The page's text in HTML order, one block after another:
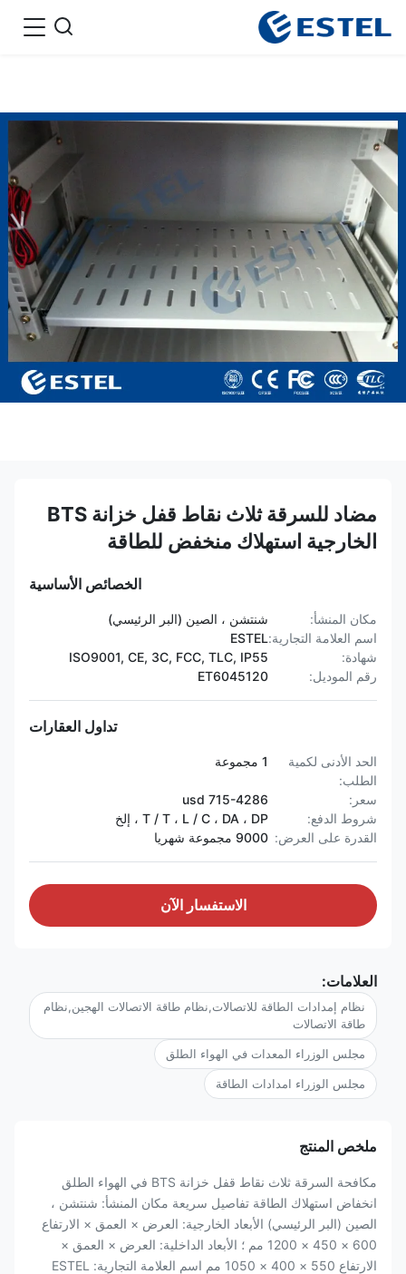
مضاد للسرقة ثلاث نقاط قفل خزانة BTS
الخارجية استهلاك منخفض للطاقة
الخصائص الأساسية
مكان المنشأ:
شنتشن ، الصين (البر الرئيسي)
اسم العلامة التجارية:ESTEL
شهادة:
ISO9001, CE, 3C, FCC, TLC, IP55
رقم الموديل:
ET6045120
تداول العقارات
الحد الأدنى لكمية
الطلب:
1 مجموعة
سعر:
715-4286 usd
شروط الدفع:
T / T ، L / C ، DA ، DP ، إلخ
القدرة على العرض: 9000 مجموعة شهريا
الاستفسار الآن
العلامات:
نظام إمدادات الطاقة للاتصالات,نظام طاقة الاتصالات الهجين,نظام
طاقة الاتصالات
مجلس الوزراء المعدات في الهواء الطلق
مجلس الوزراء امدادات الطاقة
ملخص المنتج
مكافحة السرقة ثلاث نقاط قفل خزانة BTS في الهواء الطلق
انخفاض استهلاك الطاقة تفاصيل سريعة مكان المنشأ: شنتشن ،
الصين (البر الرئيسي) الأبعاد الخارجية: العرض × العمق × الارتفاع
600 × 450 × 1200 مم ؛ الأبعاد الداخلية: العرض × العمق ×
الارتفاع 550 × 400 × 1050 مم اسم العلامة التجارية: ESTEL